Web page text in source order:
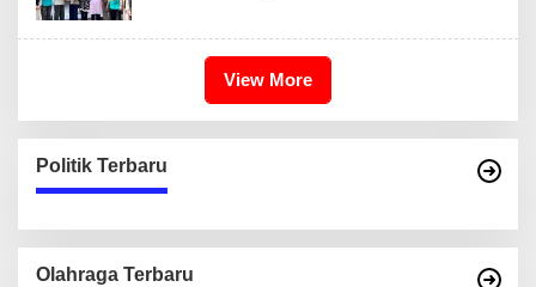
View More
Politik Terbaru
Olahraga Terbaru